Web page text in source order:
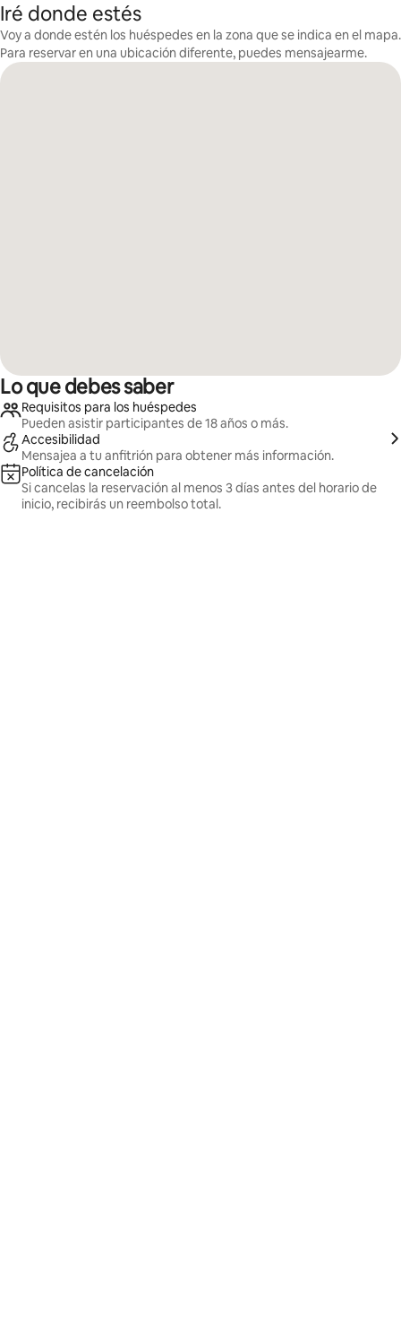
Iré donde estés
Voy a donde estén los huéspedes en la zona que se indica en el mapa.
Para reservar en una ubicación diferente, puedes mensajearme.
Lo que debes saber
Requisitos para los huéspedes
Pueden asistir participantes de 18 años o más.
Accesibilidad
Mensajea a tu anfitrión para obtener más información.
Política de cancelación
Si cancelas la reservación al menos 3 días antes del horario de
inicio, recibirás un reembolso total.